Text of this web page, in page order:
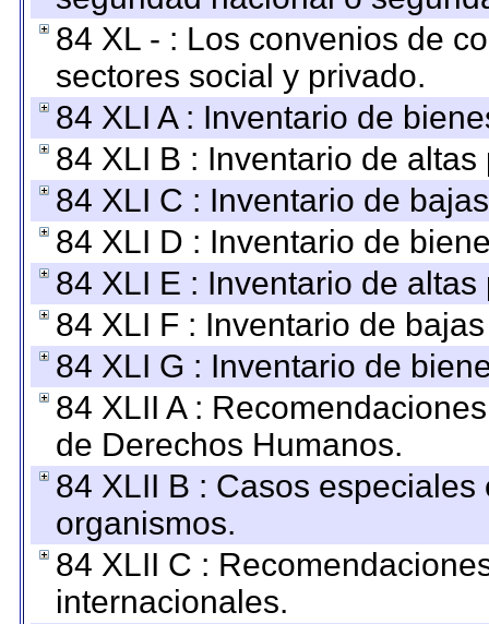
84 XL - : Los convenios de
sectores social y privado.
84 XLI A : Inventario de
84 XLI B : Inventario de
84 XLI C : Inventario de
84 XLI D : Inventario de
84 XLI E : Inventario de
84 XLI F : Inventario de
84 XLI G : Inventario de
84 XLII A :
de Derechos Humanos.
84 XLII B : Casos
organismos.
84 XLII C :
internacionales.